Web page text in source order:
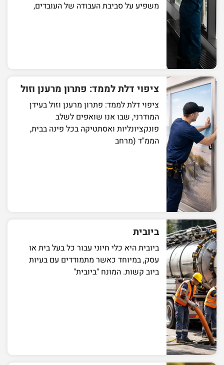
משפיע על סביבת העבודה של העובדים,
ציפוי דלת לממד: פתרון מרענן וזול
ציפוי דלת לממד: פתרון מרענן וזול בעידן
המודרני, שבו אנו שואפים לשלב
פונקציונליות ואסתטיקה בכל פינה בבית,
הממ"ד (מרחב
ביובית
ביובית היא כלי חיוני עבור כל בעל בית או
עסק, במיוחד כאשר מתמודדים עם בעיות
ביוב קשות. המונח "ביובית"